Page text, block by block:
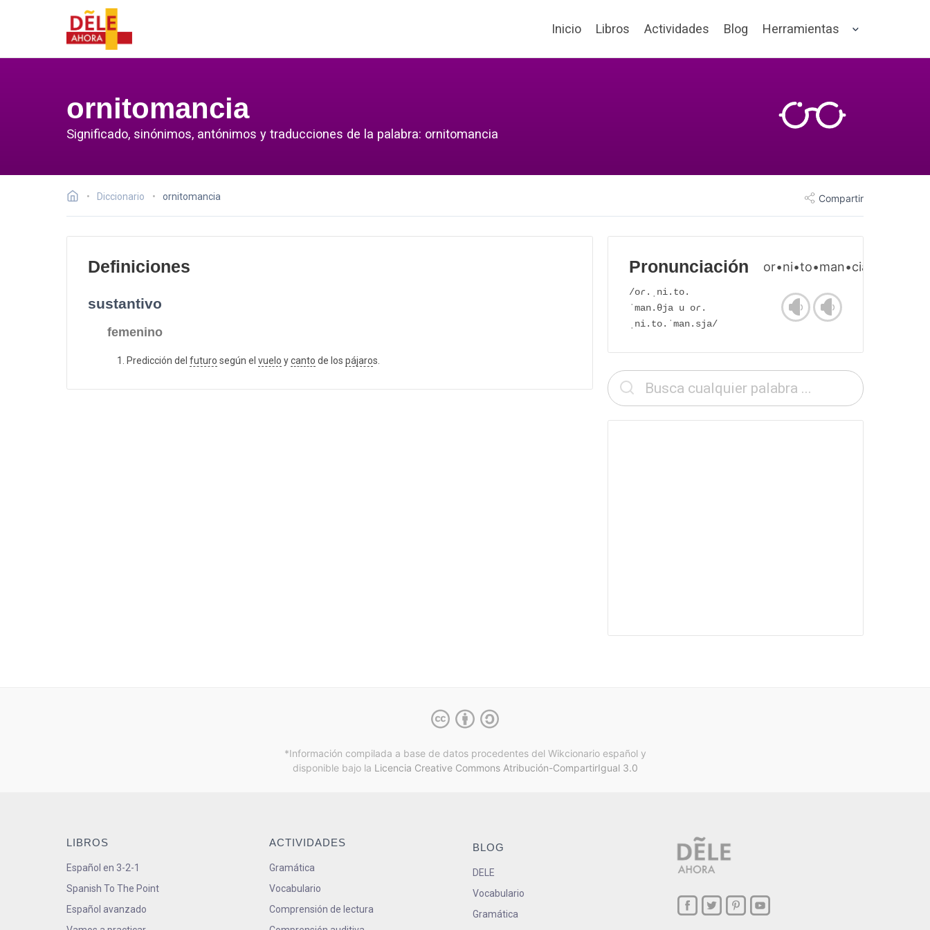
Inicio Libros Actividades Blog Herramientas
ornitomancia
Significado, sinónimos, antónimos y traducciones de la palabra: ornitomancia
Diccionario ornitomancia Compartir
Definiciones
sustantivo
femenino
Predicción del futuro según el vuelo ycanto de los pájaros.
Pronunciación or•ni•to•man•cia
/oɾ.ˌni.to.
ˈman.θja u oɾ.
ˌni.to.ˈman.sja/
*Información compilada a base de datos procedentes del Wikcionario español y
disponible bajo la Licencia Creative Commons Atribución-CompartirIgual 3.0
LIBROS
Español en 3-2-1
Spanish To The Point
Español avanzado
ACTIVIDADES
Gramática
Vocabulario
Comprensión de lectura
BLOG
DELE
Vocabulario
Gramática